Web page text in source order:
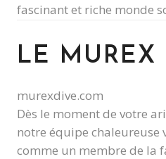
fascinant et riche monde
LE
murexdive.com
Dès le moment de votre
notre équipe chaleureuse
comme un membre de la